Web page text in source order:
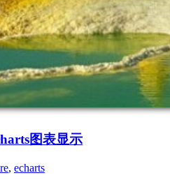
图表显示
, echarts